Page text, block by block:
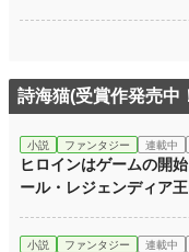
詩海猫(受賞作発売中
小説 ファンタジー 連載中
ヒロインはゲームの開
ール・レジェンディア
小説 ファンタジー 連載中